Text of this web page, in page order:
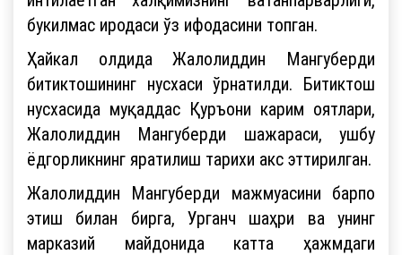
букилмас иродаси ўз ифодасини топган.
Ҳайкал олдида Жалолиддин Мангуберди
битиктошининг нусхаси ўрнатилди. Битиктош
нусхасида муқаддас Қуръони карим оятлари,
Жалолиддин Мангуберди шажараси, ушбу
ёдгорликнинг яратилиш тарихи акс эттирилган.
Жалолиддин Мангуберди мажмуасини барпо
этиш билан бирга, Урганч шаҳри ва унинг
марказий майдонида катта ҳажмдаги